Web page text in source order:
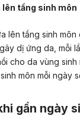
lên tầng sinh môn
lên tầng sinh
dị ứng da, mỗi
cho da vùng
môn mỗi ngày
gần ngày